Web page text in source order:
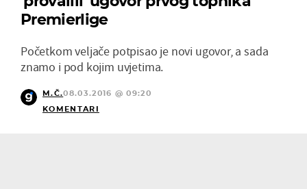
Premierlige
Početkom veljače potpisao je novi ugovor, a sada
znamo i pod kojim uvjetima.
M.Č.08.03.2016 @ 09:20
KOMENTARI